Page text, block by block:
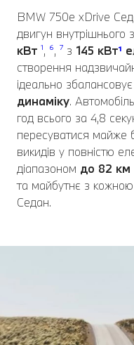
BMW 750e xDrive
двигун внутрішнього
кВт ¹, ⁶, ⁷ з 145 кВт¹
створення
ідеально збалансовує
динаміку.
год всього за 4,8
пересуватися майже
викидів у повністю
діапазоном до 82 км
та майбутнє з
Седан.